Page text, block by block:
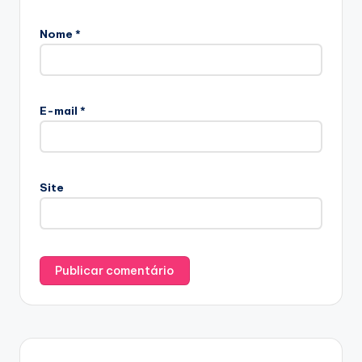
Nome *
E-mail *
Site